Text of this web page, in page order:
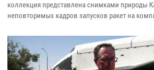
коллекция представлена снимками природы
неповторимых кадров запусков ракет на